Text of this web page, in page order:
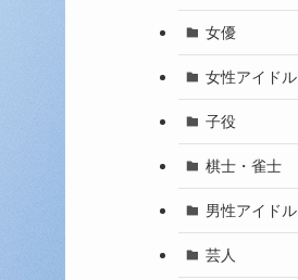
女優
女性アイドル
子役
棋士・雀士
男性アイドル
芸人